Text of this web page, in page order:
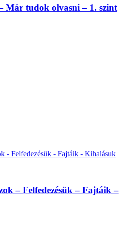
Már tudok olvasni – 1. szint
– Felfedezésük – Fajtáik –